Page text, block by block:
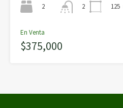
2
2
125
En Venta
$375,000